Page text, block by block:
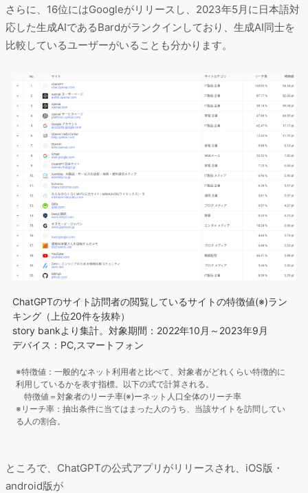
さらに、16位にはGoogleがリリースし、2023年5月に日本語対
応した生成AIであるBardがランクインしており、生成AI同士を
比較しているユーザーがいることも分かります。
ChatGPTのサイト訪問者の閲覧しているサイトの特徴値(※)ラン
キング（上位20件を抜粋）
story bankより集計。対象期間：2022年10月～2023年9月
デバイス：PC,スマートフォン
※特徴値：一般的なネット利用者と比べて、対象者がどれくらい特徴的に
利用しているかを表す指標。以下の式で計算される。
特徴値＝対象者のリーチ率(※)ーネット人口全体のリーチ率
※リーチ率：抽出条件に当てはまった人のうち、当該サイトを訪問してい
る人の割合。
ところで、ChatGPTの公式アプリがリリースされ、iOS版・
android版が